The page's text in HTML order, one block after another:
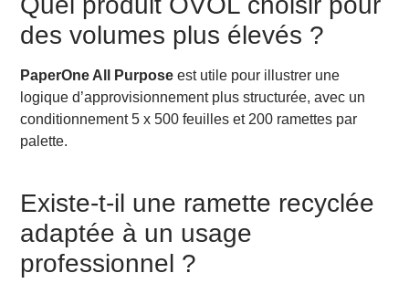
des volumes plus élevés ?
PaperOne All Purpose est utile pour illustrer une
logique d’approvisionnement plus structurée, avec un
conditionnement 5 x 500 feuilles et 200 ramettes par
palette.
Existe-t-il une ramette recyclée
adaptée à un usage
professionnel ?